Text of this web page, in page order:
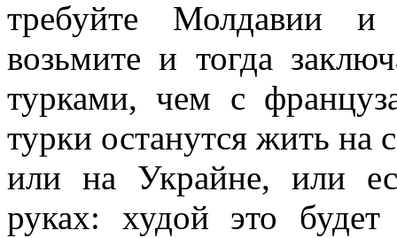
требуйте Молдавии
возьмите и тогда
турками, чем с
турки останутся жить на
или на Украйне, или
руках: худой это